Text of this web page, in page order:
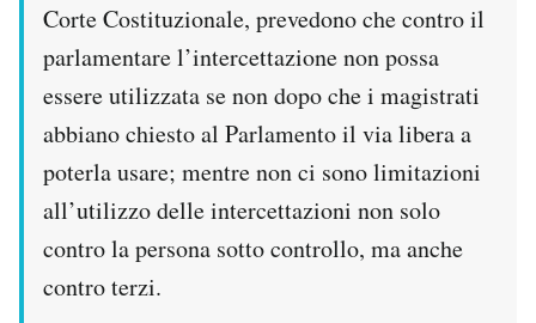
Corte Costituzionale, prevedono che contro il
parlamentare l’intercettazione non possa
essere utilizzata se non dopo che i magistrati
abbiano chiesto al Parlamento il via libera a
poterla usare; mentre non ci sono limitazioni
all’utilizzo delle intercettazioni non solo
contro la persona sotto controllo, ma anche
contro terzi.